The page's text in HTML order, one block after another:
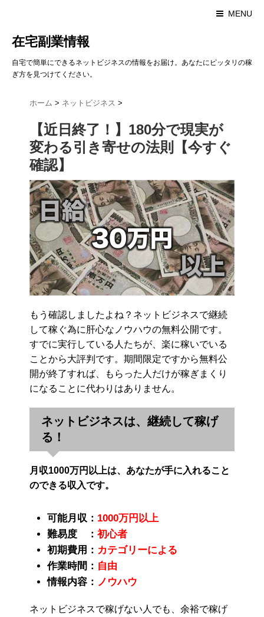
MENU
在宅副業情報
自宅で簡単にできるネットビジネスの情報をお届け。あなたにピッタリの稼
ぎ方を見つけてください。
ホーム > ネットビジネス >
【近日終了！】180分で現実が
変わる引き寄せの法則【今すぐ
確認】
もう確認しましたよね？ネットビジネスで継続
して稼ぐ為に肝心なノウハウの無料公開です。
すでに実行している人たちが、楽に稼いでいる
ことから大評判です。期間限定ですから無料公
開が終了すれば、もらった人だけが稼ぎまくり
になることに代わりはありません。
ネットビジネスは、継続して稼げ
る！
月収1000万円以上は、あなたが手に入れること
のできる収入です。
可能月収： 1000万円以上
難易度 ： 初心者
初期費用： カテゴリーによる
作業時間： 自由
情報内容： ノウハウ
ネットビジネスで稼げない人でも、余裕で稼げ